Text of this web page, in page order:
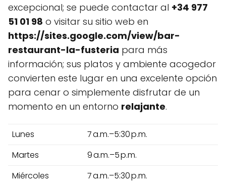
excepcional; se puede contactar al +34 977
51 01 98 o visitar su sitio web en
https://sites.google.com/view/bar-
restaurant-la-fusteria para más
información; sus platos y ambiente acogedor
convierten este lugar en una excelente opción
para cenar o simplemente disfrutar de un
momento en un entorno relajante.
Lunes
7 a.m.–5:30 p.m.
Martes
9 a.m.–5 p.m.
Miércoles
7 a.m.–5:30 p.m.